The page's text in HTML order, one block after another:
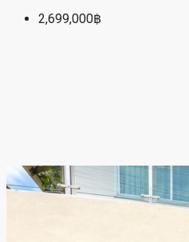
2,699,000฿